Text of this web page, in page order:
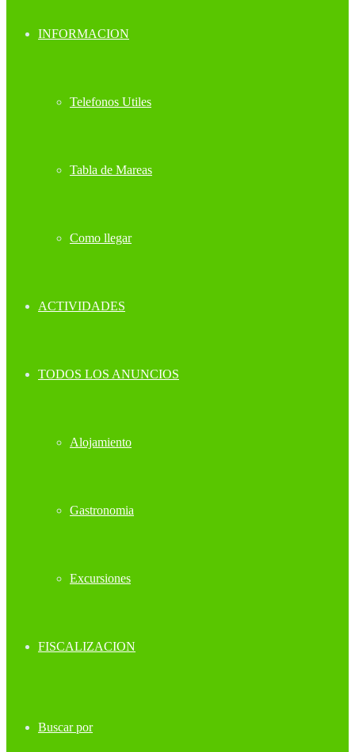
INFORMACION
Telefonos Utiles
Tabla de Mareas
Como llegar
ACTIVIDADES
TODOS LOS ANUNCIOS
Alojamiento
Gastronomia
Excursiones
FISCALIZACION
Buscar por